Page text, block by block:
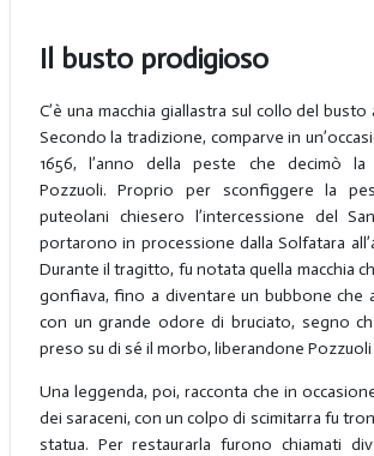
Il busto prodigioso
C’è una macchia giallastra sul collo del
Secondo la tradizione, comparve in
1656, l’anno della peste che decimò
Pozzuoli. Proprio per sconfiggere la
puteolani chiesero l’intercessione del
portarono in processione dalla Solfatara
Durante il tragitto, fu notata quella macchia
gonfiava, fino a diventare un bubbone che
con un grande odore di bruciato, segno
preso su di sé il morbo, liberandone Pozzuoli
Una leggenda, poi, racconta che in
dei saraceni, con un colpo di scimitarra fu
statua. Per restaurarla furono chiamati